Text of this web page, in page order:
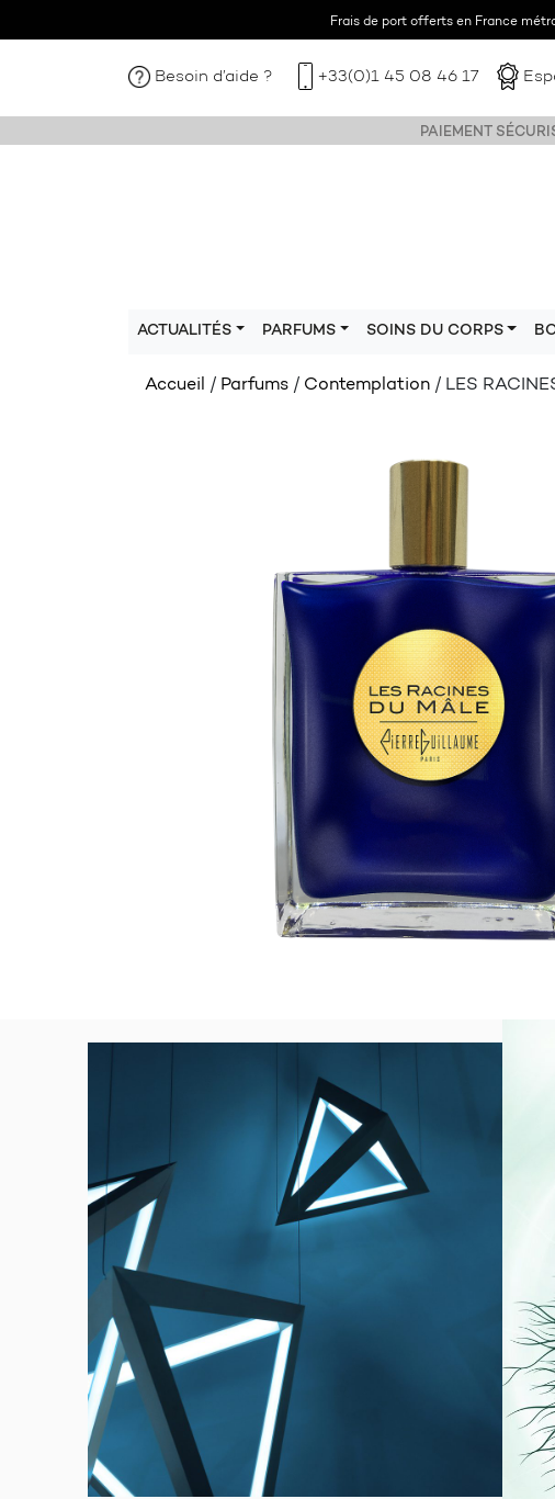
Frais de port offerts en France
Besoin d’aide ? +33(0)1 45 08 46 17
PAIEMENT
ACTUALITÉS PARFUMS SOINS DU CORPS
Accueil / Parfums / Contemplation / LES